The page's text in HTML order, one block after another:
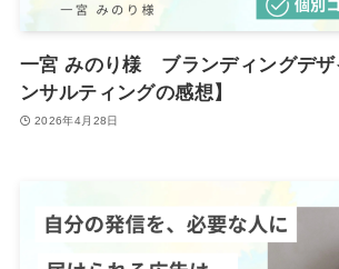
一宮 みのり様 ブランディングデザ
ンサルティングの感想】
2026年4月28日